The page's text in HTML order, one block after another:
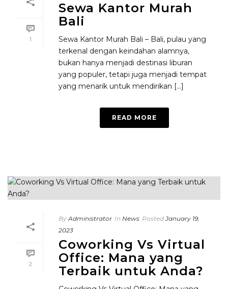
1
Sewa Kantor Murah
Bali
Sewa Kantor Murah Bali – Bali, pulau yang
terkenal dengan keindahan alamnya,
bukan hanya menjadi destinasi liburan
yang populer, tetapi juga menjadi tempat
yang menarik untuk mendirikan [...]
READ MORE
2
By Administrator In News Posted January 19,
2023
Coworking Vs Virtual
Office: Mana yang
Terbaik untuk Anda?